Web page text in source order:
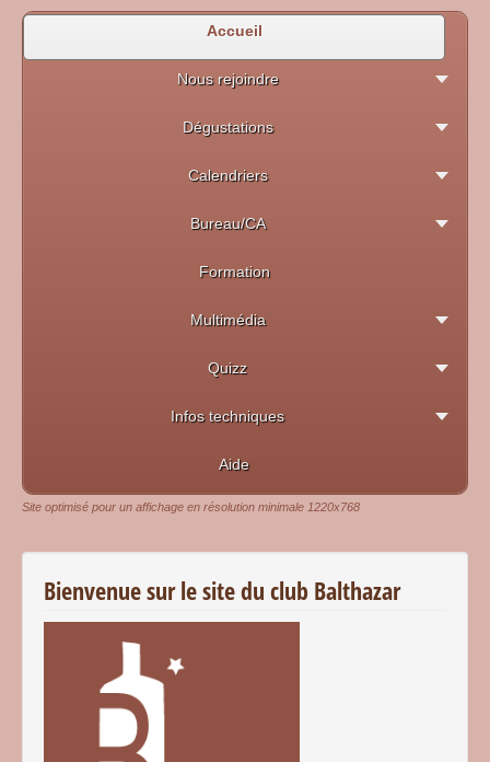
Accueil
Nous rejoindre
Dégustations
Calendriers
Bureau/CA
Formation
Multimédia
Quizz
Infos techniques
Aide
Site optimisé pour un affichage en résolution minimale 1220x768
Bienvenue sur le site du club Balthazar